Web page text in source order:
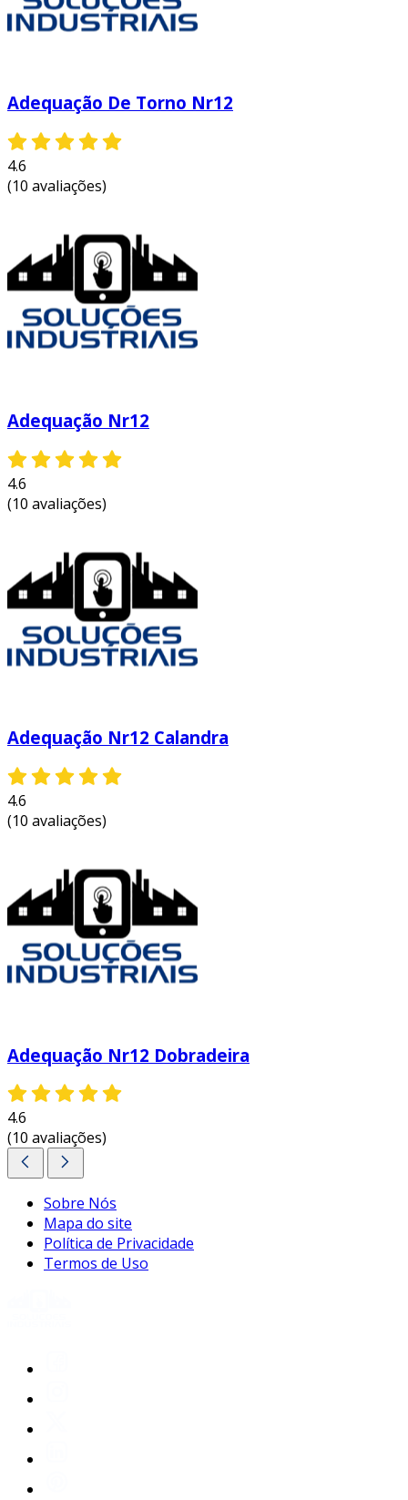
Adequação De Torno Nr12
4.6
(10 avaliações)
Adequação Nr12
4.6
(10 avaliações)
Adequação Nr12 Calandra
4.6
(10 avaliações)
Adequação Nr12 Dobradeira
4.6
(10 avaliações)
Sobre Nós
Mapa do site
Política de Privacidade
Termos de Uso